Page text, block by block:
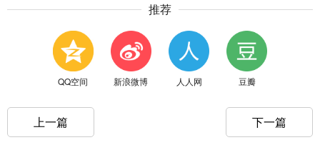
推荐
QQ空间 新浪微博 人人网 豆瓣
上一篇 下一篇